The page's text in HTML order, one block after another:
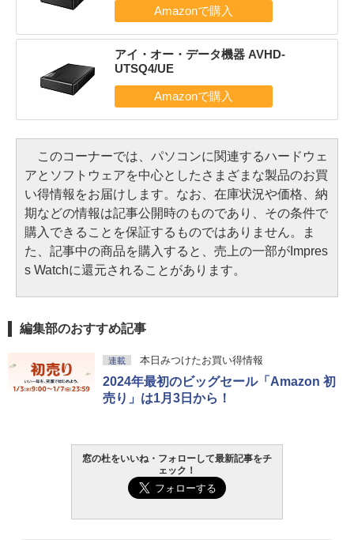
アイ・オー・データ機器 AVHD-
UTSQ4/UE
このコーナーでは、パソコンに関連するハードウェ
アとソフトウェアを中心としたさまざまな製品のお買
い得情報をお届けします。なお、在庫状況や価格、納
期などの情報は記事公開時のものであり、その条件で
購入できることを保証するものではありません。ま
た、記事中の商品を購入すると、売上の一部がImpres
s Watchに還元されることがあります。
編集部のおすすめ記事
連載 本日みつけたお買い得情報
2024年最初のビッグセール「Amazon 初
売り」は1月3日から！
窓の杜をいいね・フォローして最新記事をチ
ェック！